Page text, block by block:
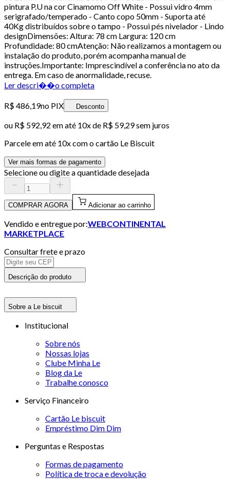
pintura P.U na cor Cinamomo Off White - Possui vidro 4mm
serigrafado/temperado - Canto copo 50mm - Suporta até
40Kg distribuídos sobre o tampo - Possui pés nivelador - Lindo
designDimensões: Altura: 78 cm Largura: 120 cm
Profundidade: 80 cmAtenção: Não realizamos a montagem ou
instalação do produto, porém acompanha manual de
instruções.Importante: Imprescindível a conferência no ato da
entrega. Em caso de anormalidade, recuse.
Ler descri��o completa
R$ 486,19no PIX Desconto
ou R$ 592,92 em até 10x de R$ 59,29 sem juros
Parcele em até 10x com o cartão Le Biscuit
Ver mais formas de pagamento
Selecione ou digite a quantidade desejada
COMPRAR AGORA Adicionar ao carrinho
Vendido e entregue por:WEBCONTINENTAL
MARKETPLACE
Consultar frete e prazo
Descrição do produto
Sobre a Le biscuit
Institucional
Sobre nós
Nossas lojas
Clube Minha Le
Blog da Le
Trabalhe conosco
Serviço Financeiro
Cartão Le biscuit
Empréstimo Dim Dim
Perguntas e Respostas
Formas de pagamento
Política de troca e devolução